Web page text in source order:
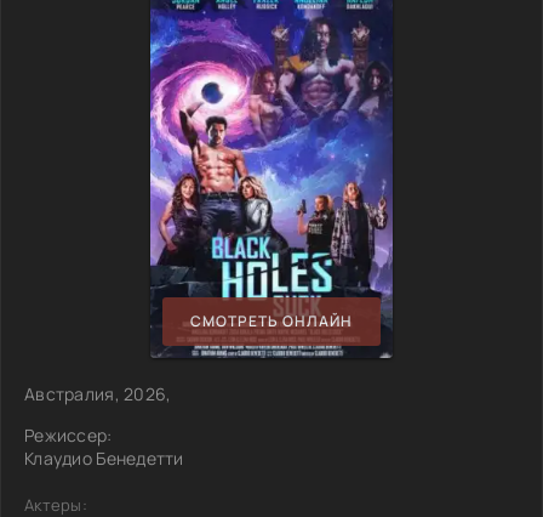
СМОТРЕТЬ ОНЛАЙН
Австралия, 2026,
Режиссер:
Клаудио Бенедетти
Актеры: